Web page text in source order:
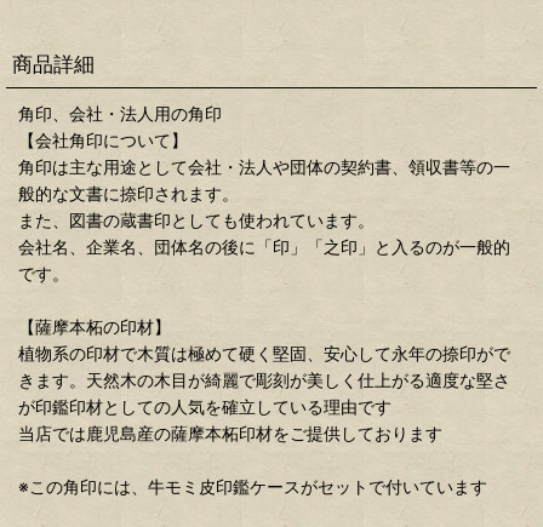
商品詳細
角印、会社・法人用の角印
【会社角印について】
角印は主な用途として会社・法人や団体の契約書、領収書等の一
般的な文書に捺印されます。
また、図書の蔵書印としても使われています。
会社名、企業名、団体名の後に「印」「之印」と入るのが一般的
です。
【薩摩本柘の印材】
植物系の印材で木質は極めて硬く堅固、安心して永年の捺印がで
きます。天然木の木目が綺麗で彫刻が美しく仕上がる適度な堅さ
が印鑑印材としての人気を確立している理由です
当店では鹿児島産の薩摩本柘印材をご提供しております
※この角印には、牛モミ皮印鑑ケースがセットで付いています